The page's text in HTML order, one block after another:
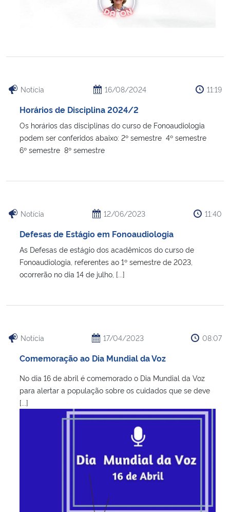
Notícia 16/08/2024 11:19
Horários de Disciplina 2024/2
Os horários das disciplinas do curso de Fonoaudiologia
podem ser conferidos abaixo: 2º semestre 4º semestre
6º semestre 8º semestre
Notícia 12/06/2023 11:40
Defesas de Estágio em Fonoaudiologia
As Defesas de estágio dos acadêmicos do curso de
Fonoaudiologia, referentes ao 1º semestre de 2023,
ocorrerão no dia 14 de julho, [...]
Notícia 17/04/2023 08:07
Comemoração ao Dia Mundial da Voz
No dia 16 de abril é comemorado o Dia Mundial da Voz
para alertar a população sobre os cuidados que se deve
[...]